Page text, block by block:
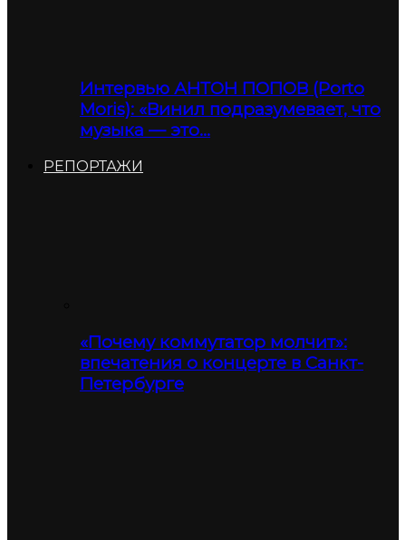
Интервью АНТОН ПОПОВ (Porto
Moris): «Винил подразумевает, что
музыка — это…
РЕПОРТАЖИ
«Почему коммутатор молчит»:
впечатения о концерте в Санкт-
Петербурге